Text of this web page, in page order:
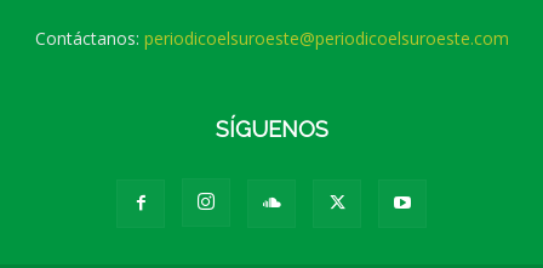
Contáctanos: periodicoelsuroeste@periodicoelsuroeste.com
SÍGUENOS